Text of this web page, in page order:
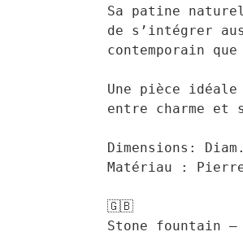
Sa patine
de s’intégrer
contemporain
Une pièce
entre charme et
Dimensions:
Matériau :
🇬🇧
Stone fountain –